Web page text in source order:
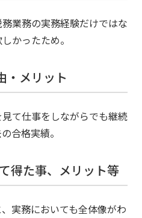
業務の実務経験だけではな
かったため。
・メリット
て仕事をしながらでも継続
合格実績。
得た事、メリット等
実務においても全体像がわ